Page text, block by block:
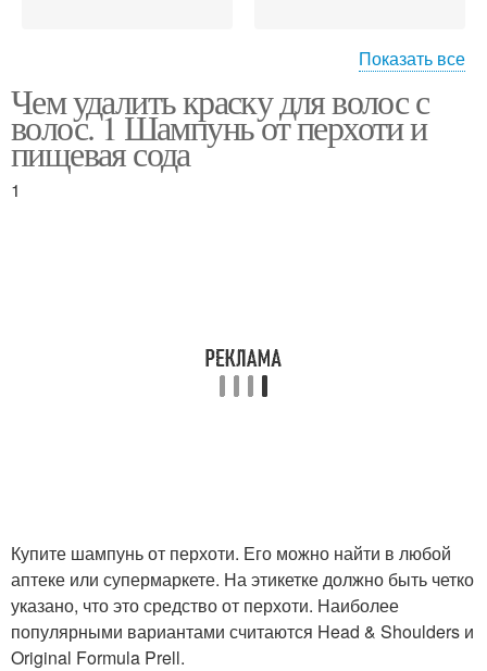
Ванночки с содой
Показать все
Чем удалить краску для волос с
волос. 1 Шампунь от перхоти и
пищевая сода
1
Купите шампунь от перхоти. Его можно найти в любой
аптеке или супермаркете. На этикетке должно быть четко
указано, что это средство от перхоти. Наиболее
популярными вариантами считаются Head & Shoulders и
Original Formula Prell.